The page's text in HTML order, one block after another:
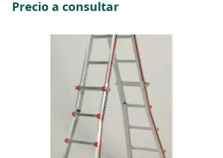
Precio a consultar